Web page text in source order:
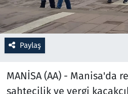
Paylaş
MANİSA (AA) - Manisa'da
sahtecilik ve vergi
Resmi İlanlar
Rüya Tabirleri
Sağlık